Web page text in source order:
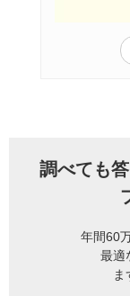
調べても
年間60
最適
ま